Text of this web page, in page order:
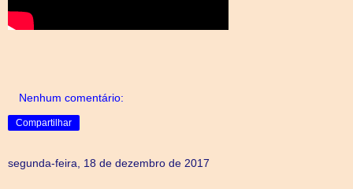
Nenhum comentário:
Compartilhar
segunda-feira, 18 de dezembro de 2017